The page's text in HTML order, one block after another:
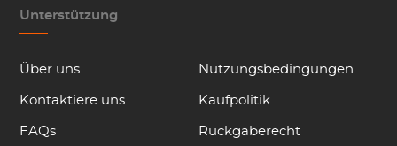
Unterstützung
Über uns
Kontaktiere uns
FAQs
Nutzungsbedingungen
Kaufpolitik
Rückgaberecht